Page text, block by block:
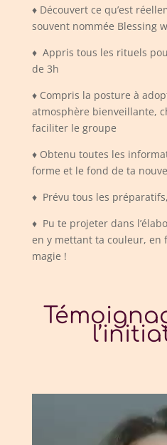
♦ Découvert ce qu’est
souvent nommée Blessing
♦ Appris tous les rituels
de 3h
♦ Compris la posture à
atmosphère bienveillante,
faciliter le groupe
♦ Obtenu toutes les
forme et le fond de ta
♦ Prévu tous les
♦ Pu te projeter dans
en y mettant ta couleur, en
magie !